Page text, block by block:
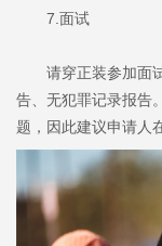
7.面试
请穿正装参加面试
告、无犯罪记录报告
题，因此建议申请人